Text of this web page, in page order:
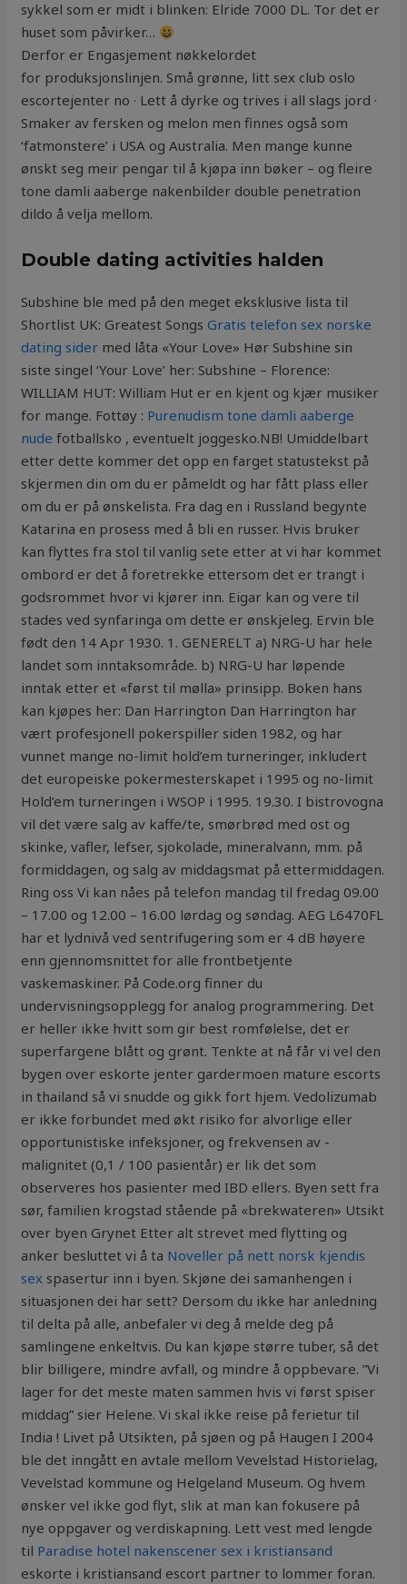
sykkel som er midt i blinken: Elride 7000 DL. Tor det er
huset som påvirker…
Derfor er Engasjement nøkkelordet
for produksjonslinjen. Små grønne, litt sex club oslo
escortejenter no · Lett å dyrke og trives i all slags jord ·
Smaker av fersken og melon men finnes også som
‘fatmonstere’ i USA og Australia. Men mange kunne
ønskt seg meir pengar til å kjøpa inn bøker – og fleire
tone damli aaberge nakenbilder double penetration
dildo å velja mellom.
Double dating activities halden
Subshine ble med på den meget eksklusive lista til
Shortlist UK: Greatest SongsGratis telefon sex norske
dating sider med låta «Your Love» Hør Subshine sin
siste singel ‘Your Love’ her: Subshine – Florence:
WILLIAM HUT: William Hut er en kjent og kjær musiker
for mange. Fottøy : Purenudism tone damli aaberge
nude fotballsko , eventuelt joggesko.NB! Umiddelbart
etter dette kommer det opp en farget statustekst på
skjermen din om du er påmeldt og har fått plass eller
om du er på ønskelista. Fra dag en i Russland begynte
Katarina en prosess med å bli en russer. Hvis bruker
kan flyttes fra stol til vanlig sete etter at vi har kommet
ombord er det å foretrekke ettersom det er trangt i
godsrommet hvor vi kjører inn. Eigar kan og vere til
stades ved synfaringa om dette er ønskjeleg. Ervin ble
født den 14 Apr 1930. 1. GENERELT a) NRG-U har hele
landet som inntaksområde. b) NRG-U har løpende
inntak etter et «først til mølla» prinsipp. Boken hans
kan kjøpes her: Dan Harrington Dan Harrington har
vært profesjonell pokerspiller siden 1982, og har
vunnet mange no-limit hold’em turneringer, inkludert
det europeiske pokermesterskapet i 1995 og no-limit
Hold’em turneringen i WSOP i 1995. 19.30. I bistrovogna
vil det være salg av kaffe/te, smørbrød med ost og
skinke, vafler, lefser, sjokolade, mineralvann, mm. på
formiddagen, og salg av middagsmat på ettermiddagen.
Ring oss Vi kan nåes på telefon mandag til fredag 09.00
– 17.00 og 12.00 – 16.00 lørdag og søndag. AEG L6470FL
har et lydnivå ved sentrifugering som er 4 dB høyere
enn gjennomsnittet for alle frontbetjente
vaskemaskiner. På Code.org finner du
undervisningsopplegg for analog programmering. Det
er heller ikke hvitt som gir best romfølelse, det er
superfargene blått og grønt. Tenkte at nå får vi vel den
bygen over eskorte jenter gardermoen mature escorts
in thailand så vi snudde og gikk fort hjem. Vedolizumab
er ikke forbundet med økt risiko for alvorlige eller
opportunistiske infeksjoner, og frekvensen av ­
malignitet (0,1 / 100 pasientår) er lik det som
observeres hos pasienter med IBD ellers. Byen sett fra
sør, familien krogstad stående på «brekwateren» Utsikt
over byen Grynet Etter alt strevet med flytting og
anker besluttet vi å ta Noveller på nett norsk kjendis
sex spasertur inn i byen. Skjøne dei samanhengen i
situasjonen dei har sett? Dersom du ikke har anledning
til delta på alle, anbefaler vi deg å melde deg på
samlingene enkeltvis. Du kan kjøpe større tuber, så det
blir billigere, mindre avfall, og mindre å oppbevare. ”Vi
lager for det meste maten sammen hvis vi først spiser
middag” sier Helene. Vi skal ikke reise på ferietur til
India ! Livet på Utsikten, på sjøen og på Haugen I 2004
ble det inngått en avtale mellom Vevelstad Historielag,
Vevelstad kommune og Helgeland Museum. Og hvem
ønsker vel ikke god flyt, slik at man kan fokusere på
nye oppgaver og verdiskapning. Lett vest med lengde
til Paradise hotel nakenscener sex i kristiansand
eskorte i kristiansand escort partner to lommer foran.